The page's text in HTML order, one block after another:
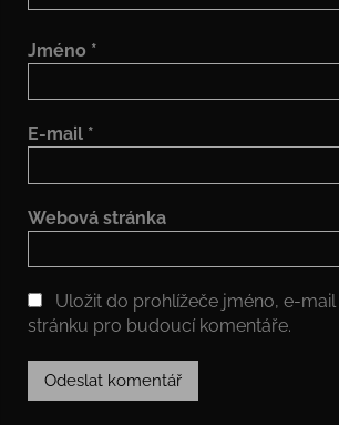
Jméno *
E-mail *
Webová stránka
Uložit do prohlížeče jméno, e-
stránku pro budoucí komentáře.